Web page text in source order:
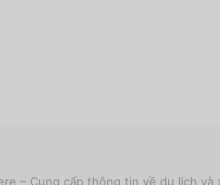
– Cung cấp thông tin về du lịch và